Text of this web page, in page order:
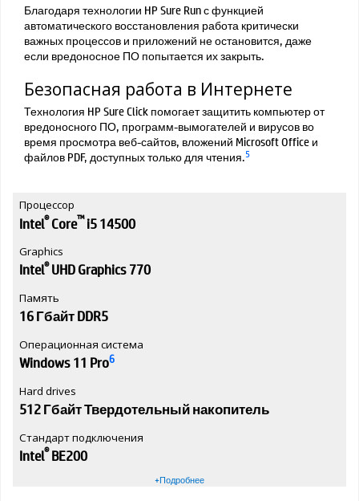
Благодаря технологии HP Sure Run с функцией
автоматического восстановления работа критически
важных процессов и приложений не остановится, даже
если вредоносное ПО попытается их закрыть.
Безопасная работа в Интернете
Технология HP Sure Click помогает защитить компьютер от
вредоносного ПО, программ-вымогателей и вирусов во
время просмотра веб-сайтов, вложений Microsoft Office и
файлов PDF, доступных только для чтения.5
Процессор
Intel®Core™i5 14500
Graphics
Intel®UHD Graphics 770
Память
16 Гбайт DDR5
Операционная система
Windows 11 Pro6
Hard drives
512 Гбайт Твердотельный накопитель
Стандарт подключения
Intel®BE200
+Подробнее